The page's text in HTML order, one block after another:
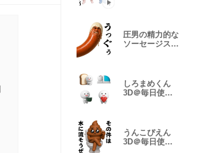
圧男の精力的な
ソーセージスタ
しろまめくん
3D＠毎日使え
うんこぴえん
3D＠毎日使え